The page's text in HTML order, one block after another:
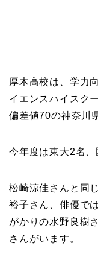
厚木高校は、学力
イエンスハイスク
偏差値70の神奈川
今年度は東大2名、
松崎涼佳さんと同
裕子さん、俳優で
がかりの水野良樹
さんがいます。